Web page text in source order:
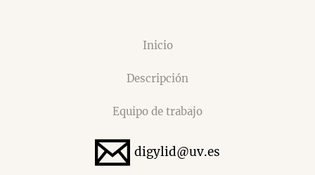
Inicio
Descripción
Equipo de trabajo
digylid@uv.es